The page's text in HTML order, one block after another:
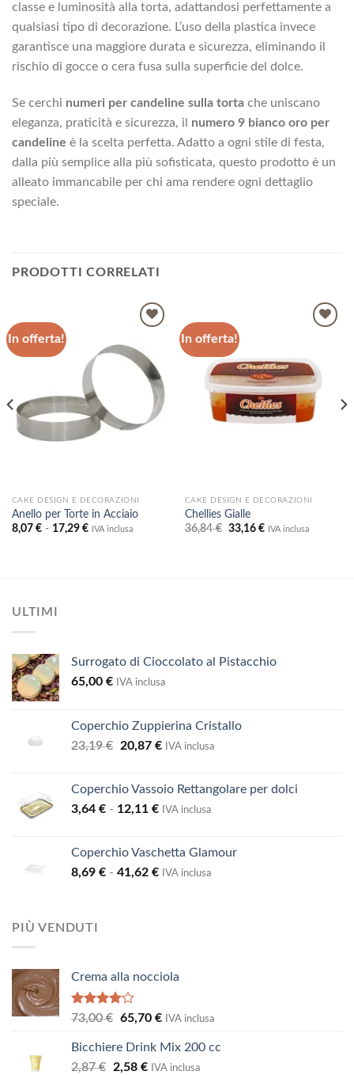
classe e luminosità alla torta, adattandosi perfettamente a
qualsiasi tipo di decorazione. L’uso della plastica invece
garantisce una maggiore durata e sicurezza, eliminando il
rischio di gocce o cera fusa sulla superficie del dolce.
Se cerchi numeri per candeline sulla torta che uniscano
eleganza, praticità e sicurezza, il numero 9 bianco oro per
candeline è la scelta perfetta. Adatto a ogni stile di festa,
dalla più semplice alla più sofisticata, questo prodotto è un
alleato immancabile per chi ama rendere ogni dettaglio
speciale.
PRODOTTI CORRELATI
In offerta!
alla lista
dei
desideri
CAKE DESIGN E DECORAZIONI
Anello per Torte in Acciaio
8,07 € - 17,29 €Fascia
IVA inclusa
In offerta!
dei
desideri
CAKE DESIGN E DECORAZIONI
Chellies Gialle
36,84€ Il
33,16 €IlIVA inclusa
ULTIMI
Surrogato di Cioccolato al Pistacchio
65,00 € IVA inclusa
Coperchio Zuppierina Cristallo
23,19€
Il
era:
23,19 €.
20,87 €Il
è:
20,87 €.
IVA inclusa
Coperchio Vassoio Rettangolare per dolci
3,64 € - 12,11 €Fascia
da
3,64 €
IVA inclusa
Coperchio Vaschetta Glamour
8,69 € - 41,62 €Fascia
41,62 €
IVA inclusa
PIÙ VENDUTI
Crema alla nocciola
Valutato
5
73,00€ Il
originale
era:
65,70 €Il
attuale
è:
IVA inclusa
Bicchiere Drink Mix 200 cc
2,87€
Il
2,58 €IlIVA inclusa